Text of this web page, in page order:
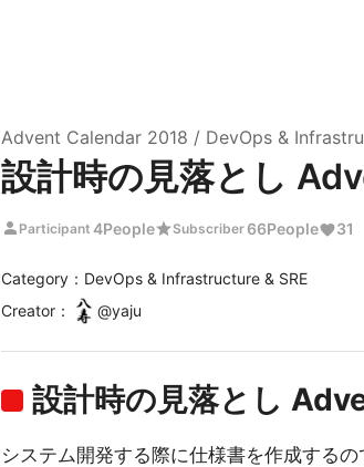
Advent Calendar 2018 / DevOps &
設計時の見落とし
person Participant 4PeoplestarSubscriber 66People 31
Category：DevOps & Infrastructure & SRE
Creator ： @yaju
設計時の見落とし
システム開発する際に仕様書を作成する